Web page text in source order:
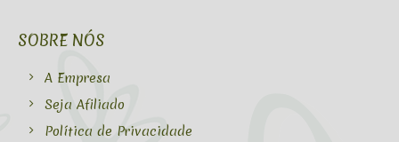
SOBRE NÓS
A Empresa
Seja Afiliado
Política de Privacidade